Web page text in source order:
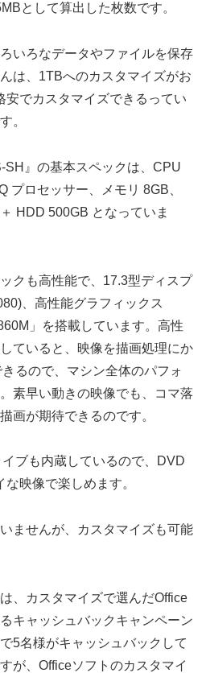
として算出した枚数です。
いろなデータやファイルを保存
は、1TBへのカスタマイズがお
安でカスタマイズできるってい
。
SH』の基本スペックは、CPU
プロセッサー、メモリ 8GB、
HDD 500GB となっていま
クも高性能で、17.3型ディスプ
、高性能グラフィックス
」を搭載しています。高性
ていると、映像を描画処理にか
るので、マシン全体のパフォ
素早い動きの映像でも、コマ落
画が期待できるのです。
ブも内蔵しているので、DVD
映像で楽しめます。
ませんが、カスタマイズも可能
、カスタマイズで選んだOffice
キャッシュバックキャンペーン
5名様がキャッシュバックして
が、Officeソフトのカスタマイ